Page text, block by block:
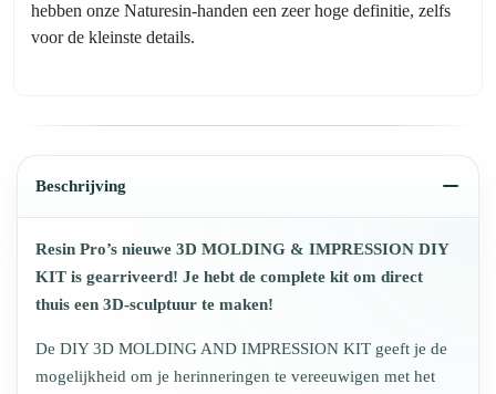
hebben onze Naturesin-handen een zeer hoge definitie, zelfs
voor de kleinste details.
Beschrijving
Resin Pro’s nieuwe 3D MOLDING & IMPRESSION DIY
KIT is gearriveerd! Je hebt de complete kit om direct
thuis een 3D-sculptuur te maken!
De DIY 3D MOLDING AND IMPRESSION KIT geeft je de
mogelijkheid om je herinneringen te vereeuwigen met het